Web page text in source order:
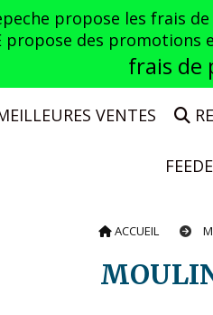
propose les frais
propose des
frais de
VENTES
ACCUEIL